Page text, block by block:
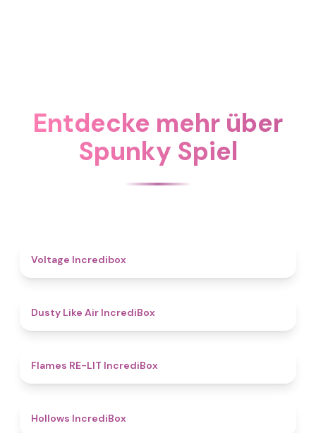
Entdecke mehr über
Spunky Spiel
Voltage Incredibox
Dusty Like Air IncrediBox
Flames RE-LIT IncrediBox
Hollows IncrediBox